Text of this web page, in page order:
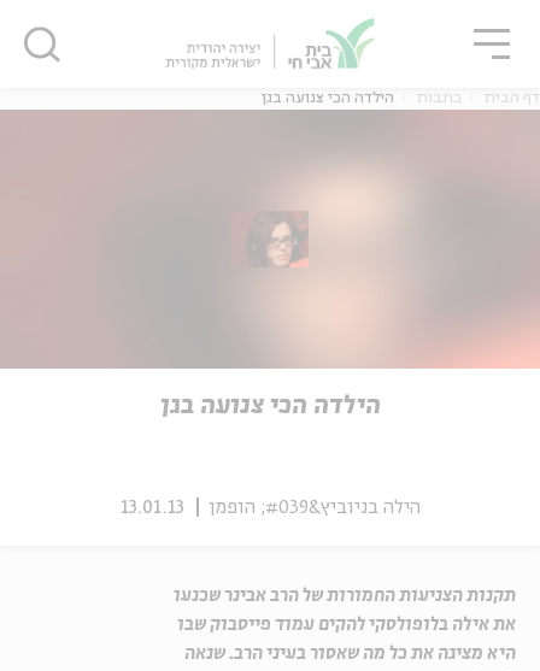
אנגלית
דף הבית כתבות הילדה הכי צנועה בגן
הילדה הכי צנועה בגן
הילה בניוביץ&#039; הופמן 13.01.13
תקנות הצניעות החמורות של הרב אבינר שכנעו
את אילה בלופולסקי להקים עמוד פייסבוק שבו
היא מציגה את כל מה שאסור בעיני הרב. שנאה
סגור